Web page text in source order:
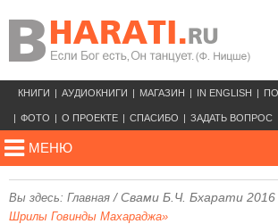
КНИГИ АУДИОКНИГИ МАГАЗИН IN ENGLISH
ФОТО О ПРОЕКТЕ СПАСИБО ЗАДАТЬ ВОПРОС
МЕНЮ
Вы здесь: Главная /Свами Б.Ч. Бхарати 2016
Шрилы Говинды Махараджа»